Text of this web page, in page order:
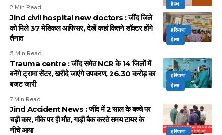
हेल्थ
2 Min Read
हरियाणा
हेल्थ
Jind civil hospital new doctors : जींद जिले
को मिले 37 मेडिकल आफिसर, देखें कहां कितने डॉक्टर होंगे
तैनात
5 Min Read
हरियाणा
हेल्थ
Trauma centre : जींद समेत NCR के 14 जिलों में
बनेंगे ट्रामा सेंटर, खरीदे जाएंगे उपकरण, 26.30 करोड़ का
बजट जारी
7 Min Read
हरियाणा
Jind Accident News : जींद में 2 साल के बच्चे पर
चढ़ी कार, मौके पर ही मौत, गाड़ी बैक करते समय टायर के
नीचे आया